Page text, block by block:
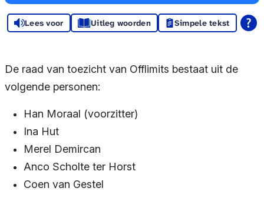
Vacatures
Terminologie
Sponsors en
donoren
Raad van
Toezicht
Lees voor Uitleg woorden Simpele tekst
De raad van toezicht van Offlimits bestaat uit de
volgende personen:
Han Moraal (voorzitter)
Ina Hut
Merel Demircan
Anco Scholte ter Horst
Coen van Gestel